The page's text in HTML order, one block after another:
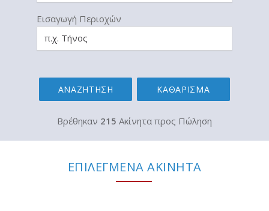
Εισαγωγή Περιοχών
ΑΝΑΖΗΤΗΣΗ ΚΑΘΑΡΙΣΜΑ
Βρέθηκαν 215 Ακίνητα προς Πώληση
ΕΠΙΛΕΓΜΕΝΑ ΑΚΙΝΗΤΑ